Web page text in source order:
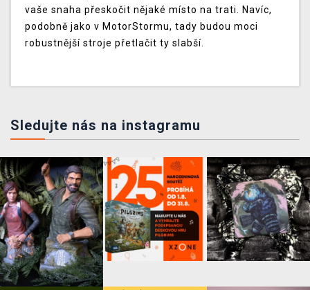
vaše snaha přeskočit nějaké místo na trati. Navíc,
podobně jako v MotorStormu, tady budou moci
robustnější stroje přetlačit ty slabší.
Sledujte nás na instagramu